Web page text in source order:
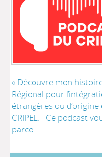
« Découvre mon
Régional pour
étrangères ou
CRIPEL. Ce podcast
parco...